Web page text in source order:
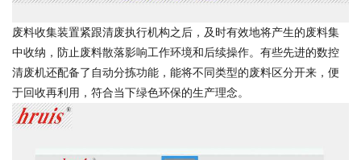
废料收集装置紧跟清废执行机构之后，及时有效地将产生的废料集
中收纳，防止废料散落影响工作环境和后续操作。有些先进的数控
清废机还配备了自动分拣功能，能将不同类型的废料区分开来，便
于回收再利用，符合当下绿色环保的生产理念。